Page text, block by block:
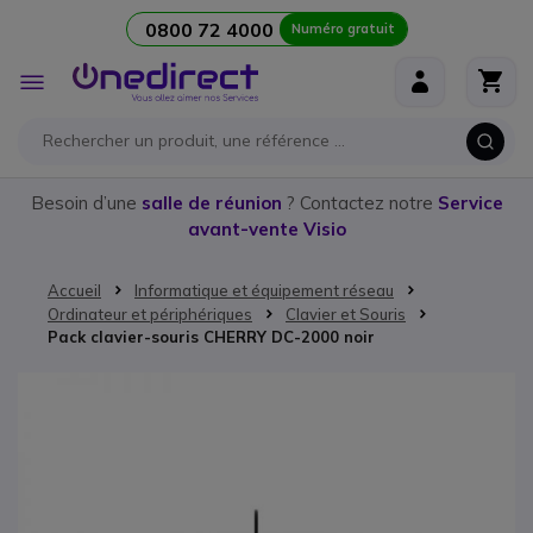
0800 72 4000 Numéro gratuit
Affichage
navigation
Besoin d’une salle de réunion ? Contactez notre Service
avant-vente Visio
Accueil
Informatique et équipement réseau
Ordinateur et périphériques
Clavier et Souris
Pack clavier-souris CHERRY DC-2000 noir